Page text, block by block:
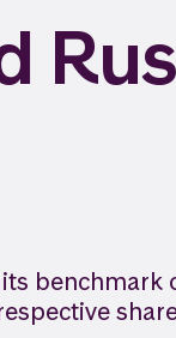
benchmark